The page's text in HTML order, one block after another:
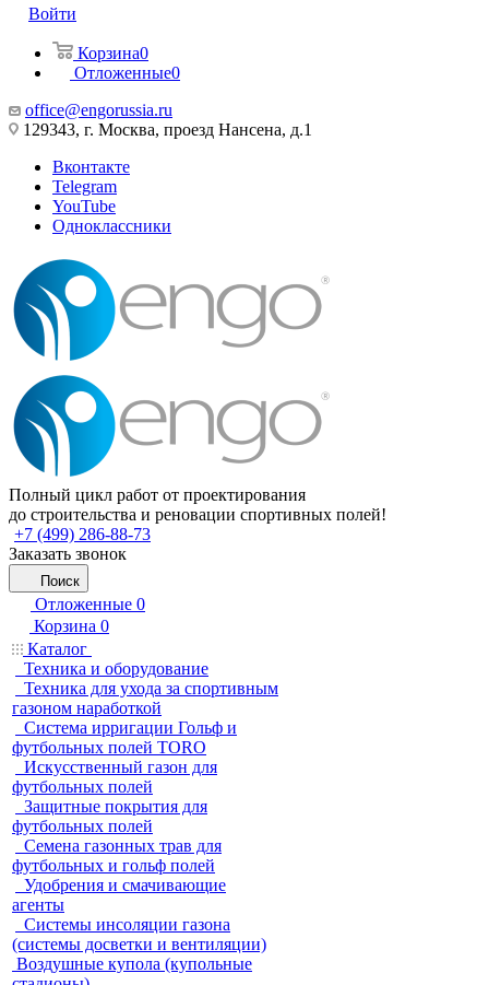
Войти
Корзина0
Отложенные0
office@engorussia.ru
129343, г. Москва, проезд Нансена, д.1
Вконтакте
Telegram
YouTube
Одноклассники
Полный цикл работ от проектирования
до строительства и реновации спортивных полей!
+7 (499) 286-88-73
Заказать звонок
Поиск
Отложенные 0
Корзина 0
Каталог
Техника и оборудование
Техника для ухода за спортивным
газоном наработкой
Система ирригации Гольф и
футбольных полей TORO
Искусственный газон для
футбольных полей
Защитные покрытия для
футбольных полей
Семена газонных трав для
футбольных и гольф полей
Удобрения и смачивающие
агенты
Системы инсоляции газона
(системы досветки и вентиляции)
Воздушные купола (купольные